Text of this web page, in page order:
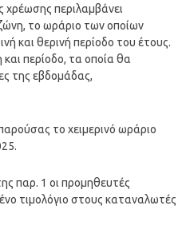
χρέωσης περιλαμβάνει
το ωράριο των οποίων
και θερινή περίοδο του έτους.
περίοδο, τα οποία θα
της εβδομάδας,
το χειμερινό ωράριο
παρ. 1 οι προμηθευτές
τιμολόγιο στους καταναλωτές